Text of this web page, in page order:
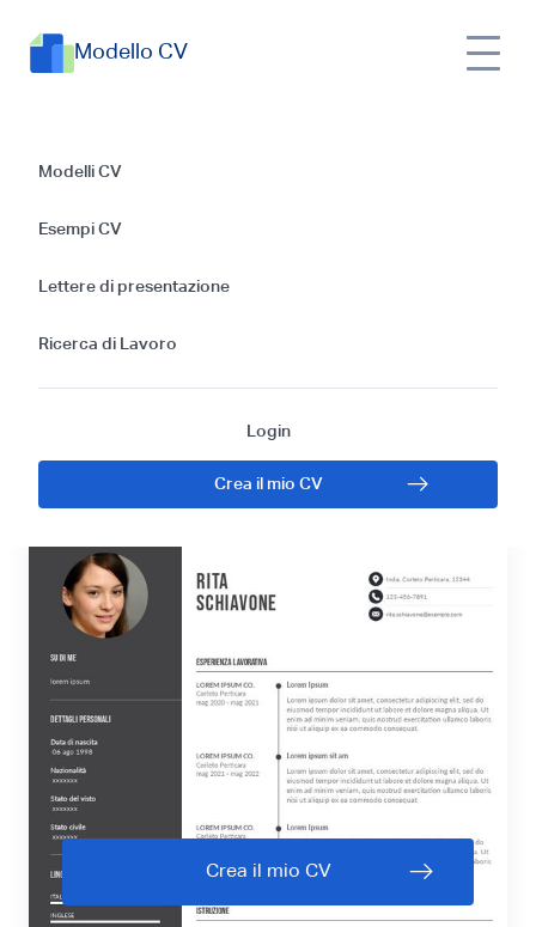
Modello CV
Modelli CV
Esempi CV
Lettere di presentazione
Ricerca di Lavoro
Login
Crea il mio CV
Guida alla Scrittura
di un CV per il
Mercato Cubano e
Consigli per la
Cuba
Crea il mio CV